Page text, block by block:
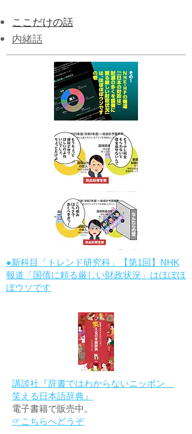
ここだけの話
内緒話
●新科目「トレンド研究科」【第1回】NHK
報道「国債に頼る厳しい財政状況」はほぼほ
ぼウソです
講談社『辞書ではわからないニッポン
笑える日本語辞典』
電子書籍で販売中。
☞こちらへどうぞ